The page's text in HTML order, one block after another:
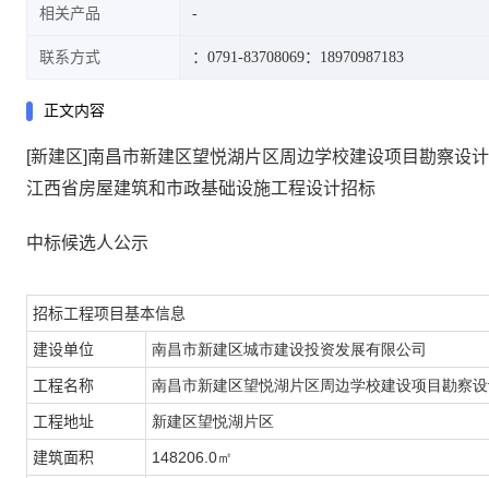
相关产品
联系方式 ：0791-83708069：18970987183
正文内容
[新建区]南昌市新建区望悦湖片区周边学校建设项目勘察设
江西省房屋建筑和市政基础设施工程设计招标
中标候选人公示
招标工程项目基本信息
建设单位 南昌市新建区城市建设投资发展有限公司
工程名称 南昌市新建区望悦湖片区周边学校建设项目勘察
工程地址 新建区望悦湖片区
建筑面积 148206.0㎡